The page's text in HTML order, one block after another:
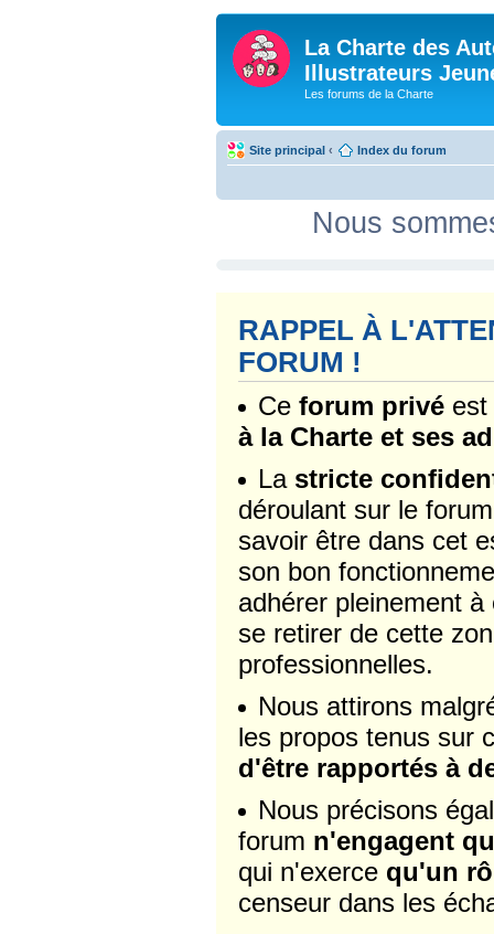
La Charte des
Illustrateurs
Les forums de la Charte
Site principal ‹ Index du forum
Nous
RAPPEL À
FORUM !
Ce forum privé
à la Charte et ses
La stricte
déroulant sur le
savoir être dans cet
son bon
adhérer pleinement
se retirer de cette
professionnelles.
Nous attirons
les propos tenus sur
d'être rapportés à
Nous précisons
forum n'engagent
qui n'exerce qu'un
censeur dans les